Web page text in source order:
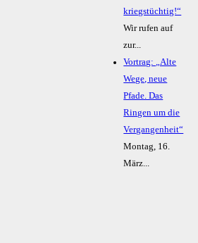
kriegstüchtig!“
Wir rufen auf
zur...
Vortrag: „Alte
Wege, neue
Pfade. Das
Ringen um die
Vergangenheit“
Montag, 16.
März...